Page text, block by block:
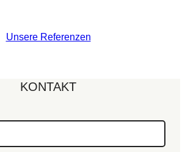
Unsere Referenzen
KONTAKT